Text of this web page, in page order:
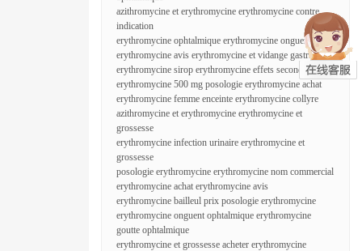
azithromycine et erythromycine erythromycine contre
indication
erythromycine ophtalmique erythromycine onguent yeux
erythromycine avis erythromycine et vidange gastrique
erythromycine sirop erythromycine effets secondaires
erythromycine 500 mg posologie erythromycine achat
erythromycine femme enceinte erythromycine collyre
azithromycine et erythromycine erythromycine et
grossesse
erythromycine infection urinaire erythromycine et
grossesse
posologie erythromycine erythromycine nom commercial
erythromycine achat erythromycine avis
erythromycine bailleul prix posologie erythromycine
erythromycine onguent ophtalmique erythromycine
goutte ophtalmique
erythromycine et grossesse acheter erythromycine